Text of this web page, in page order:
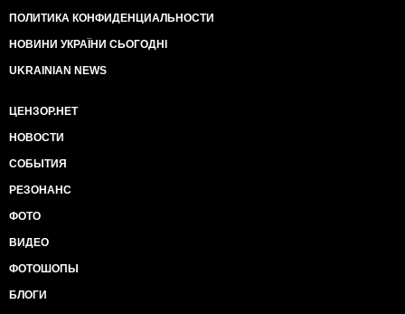
Тор Браузер, скрывающий
телефону через друзей
живущих в Киеве и других не охваченных
менее линия защищена.)
------------------------------------------------------------------
неравнодушных по личкам жителей
Донецка и Луганск
ПОЛИТИКА КОНФИДЕНЦИАЛЬНОСТИ
НОВИНИ УКРАЇНИ СЬОГОДНІ
UKRAINIAN NEWS
ЦЕНЗОР.НЕТ
НОВОСТИ
СОБЫТИЯ
РЕЗОНАНС
ФОТО
ВИДЕО
ФОТОШОПЫ
БЛОГИ